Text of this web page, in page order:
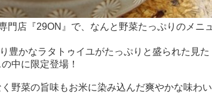
門店『29ON』で、なんと野菜たっぷりのメニュ
豊かなラタトゥイユがたっぷりと盛られた見た
中に限定登場！
野菜の旨味もお米に染み込んだ爽やかな味わい